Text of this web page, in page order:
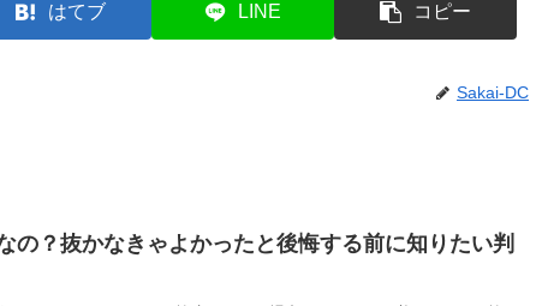
はてブ LINE コピー
Sakai-DC
の？抜かなきゃよかったと後悔する前に知りたい判